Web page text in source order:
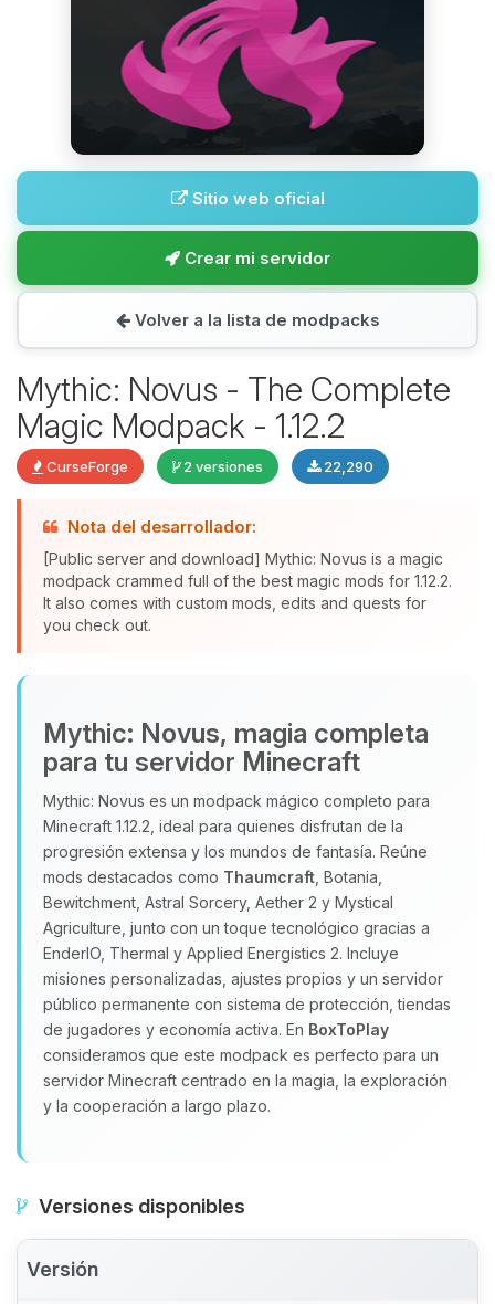
Sitio web oficial
Crear mi servidor
Volver a la lista de modpacks
Mythic: Novus - The Complete
Magic Modpack - 1.12.2
CurseForge 2 versiones 22,290
Nota del desarrollador:
[Public server and download] Mythic: Novus is a magic
modpack crammed full of the best magic mods for 1.12.2.
It also comes with custom mods, edits and quests for
you check out.
Mythic: Novus, magia completa
para tu servidor Minecraft
Mythic: Novus es un modpack mágico completo para
Minecraft 1.12.2, ideal para quienes disfrutan de la
progresión extensa y los mundos de fantasía. Reúne
mods destacados como Thaumcraft , Botania,
Bewitchment, Astral Sorcery, Aether 2 y Mystical
Agriculture, junto con un toque tecnológico gracias a
EnderIO, Thermal y Applied Energistics 2. Incluye
misiones personalizadas, ajustes propios y un servidor
público permanente con sistema de protección, tiendas
de jugadores y economía activa. En BoxToPlay
consideramos que este modpack es perfecto para un
servidor Minecraft centrado en la magia, la exploración
y la cooperación a largo plazo.
Versiones disponibles
Versión
hablar! Soy Choupy, tu pequeno
asistente de BoxToPlay. Cuentame
que necesitas y moveré mis
pequenos circuitos para ayudarte.
06/08/2026 06:03